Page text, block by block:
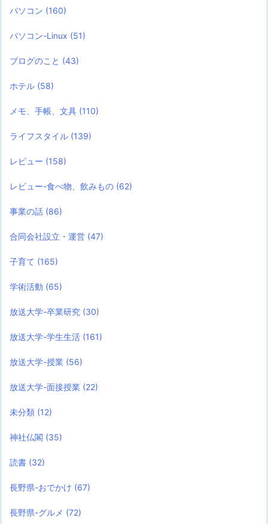
パソコン (160)
パソコン-Linux (51)
ブログのこと (43)
ホテル (58)
メモ、手帳、文具 (110)
ライフスタイル (139)
レビュー (158)
レビュー-食べ物、飲みもの (62)
事業の話 (86)
合同会社設立・運営 (47)
子育て (165)
学術活動 (65)
放送大学-卒業研究 (30)
放送大学-学生生活 (161)
放送大学-授業 (56)
放送大学-面接授業 (22)
未分類 (12)
神社仏閣 (35)
読書 (32)
長野県-おでかけ (67)
長野県-グルメ (72)